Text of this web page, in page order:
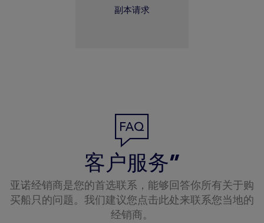
副本请求
客户服务”
亚诺经销商是您的首选联系，能够回答你所有关于购
买船只的问题。我们建议您点击此处来联系您当地的
经销商。